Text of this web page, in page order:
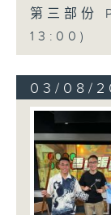
第三部
13:00)
03/08/